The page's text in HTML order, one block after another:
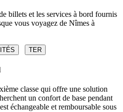
billets et les services à bord fournis
vous voyagez de Nîmes à
TER
classe qui offre une solution
un confort de base pendant
échangeable et remboursable sous